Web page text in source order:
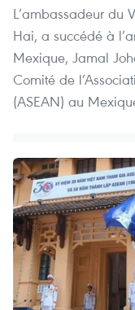
L’ambassadeur du
Hai, a succédé à
Mexique, Jamal
Comité de
(ASEAN) au